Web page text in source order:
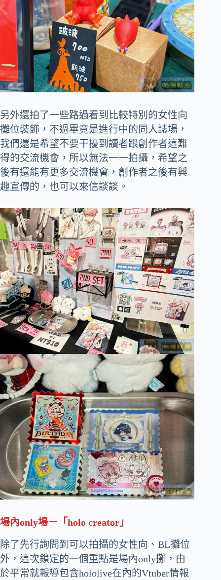
另外還拍了一些路過看到比較特別的女性向
攤位裝飾，不過畢竟是進行中的同人誌場，
我們還是希望不要干擾到讀者跟創作者這難
得的交流機會，所以無法一一拍攝，希望之
後有還能有更多交流機會，創作者之後有興
趣宣傳的，也可以來信談談。
場內only場－「holo creator」
除了先行詢問到可以拍攝的女性向、BL攤位
外，這次鎖定的一個重點是場內only攤，由
於平常就報導包含hololive在內的Vtuber情報